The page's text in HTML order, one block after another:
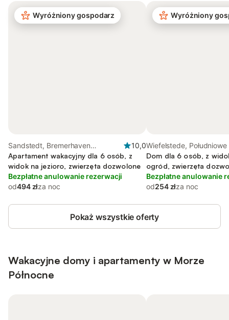
Wyróżniony gospodarz
Sandstedt, Bremerhaven
Cuxhaven
10,0
Apartament wakacyjny dla 6 osób, z
widok na jezioro, zwierzęta dozwolone
Bezpłatne anulowanie rezerwacji
od494 złza noc
Wyróżniony
Wiefelstede,
Morza Północnego
Dom dla 6 osób, z
ogród, zwierzęta
Bezpłatne anulowanie
od254 złza noc
Pokaż wszystkie oferty
Wakacyjne domy i apartamenty w Morze
Północne